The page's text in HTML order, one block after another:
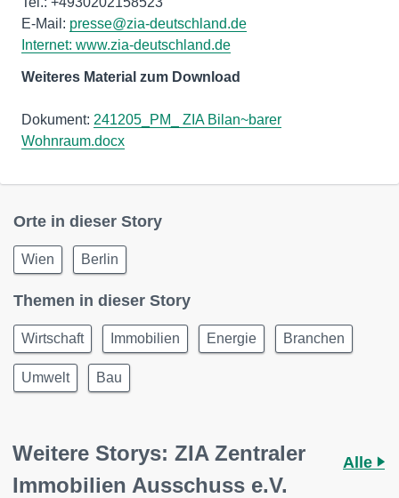
E-Mail: presse@zia-deutschland.de
Internet: www.zia-deutschland.de
Weiteres Material zum Download
Dokument: 241205_PM_ ZIA Bilan~barer
Wohnraum.docx
Orte in dieser Story
Wien Berlin
Themen in dieser Story
Wirtschaft Immobilien Energie Branchen
Umwelt Bau
Weitere Storys: ZIA Zentraler
Immobilien Ausschuss e.V.
Alle